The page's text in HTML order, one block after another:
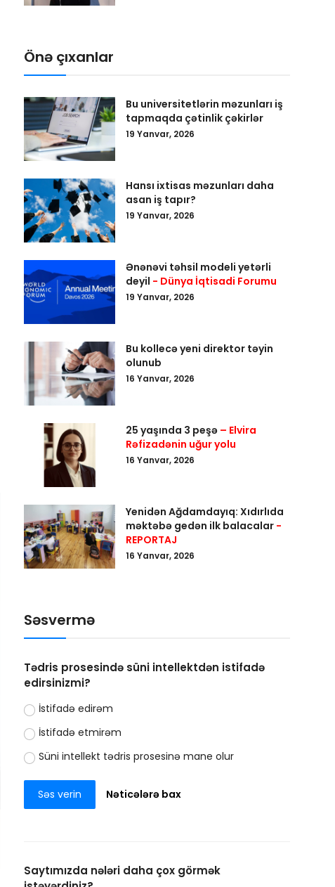
Önə çıxanlar
Bu universitetlərin məzunları iş
tapmaqda çətinlik çəkirlər
19 Yanvar, 2026
Hansı ixtisas məzunları daha
asan iş tapır?
19 Yanvar, 2026
Ənənəvi təhsil modeli yetərli
deyil - Dünya İqtisadi Forumu
19 Yanvar, 2026
Bu kollecə yeni direktor təyin
olunub
16 Yanvar, 2026
25 yaşında 3 peşə – Elvira
Rəfizadənin uğur yolu
16 Yanvar, 2026
Yenidən Ağdamdayıq: Xıdırlıda
məktəbə gedən ilk balacalar -
REPORTAJ
16 Yanvar, 2026
Səsvermə
Tədris prosesində süni intellektdən istifadə
edirsinizmi?
İstifadə edirəm
İstifadə etmirəm
Süni intellekt tədris prosesinə mane olur
Səs verin Nəticələrə bax
Saytımızda nələri daha çox görmək